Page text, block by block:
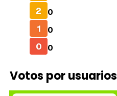
2 0
1 0
0 0
Votos por usuarios